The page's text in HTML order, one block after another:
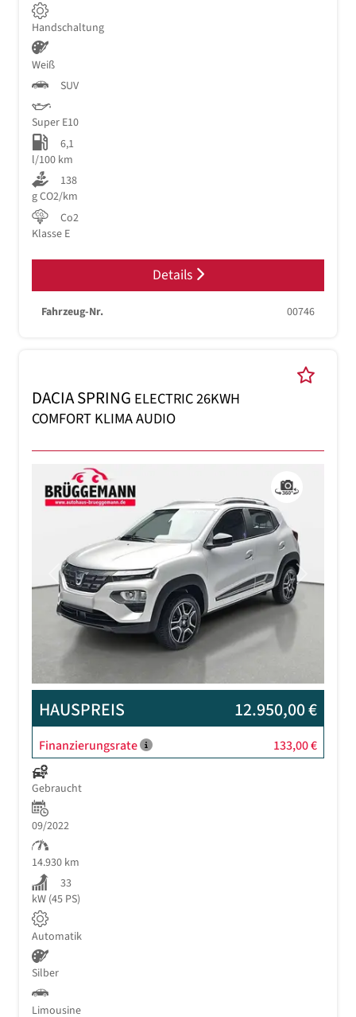
Handschaltung
Weiß
SUV
Super E10
6,1
l/100 km
138
g CO2/km
Co2
Klasse E
Details
Fahrzeug-Nr. 00746
DACIA SPRING ELECTRIC 26KWH
COMFORT KLIMA AUDIO
Previous Next
HAUSPREIS 12.950,00 €
Finanzierungsrate 133,00 €
Gebraucht
09/2022
14.930 km
33
kW (45 PS)
Automatik
Silber
Limousine